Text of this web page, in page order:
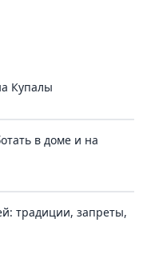
Купалы
в доме и на
традиции, запреты,